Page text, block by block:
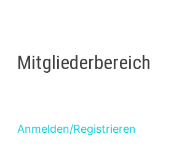
Mitgliederbereich
Anmelden/Registrieren